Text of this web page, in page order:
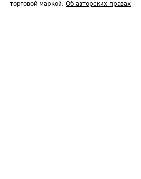
торговой маркой. Об авторских правах